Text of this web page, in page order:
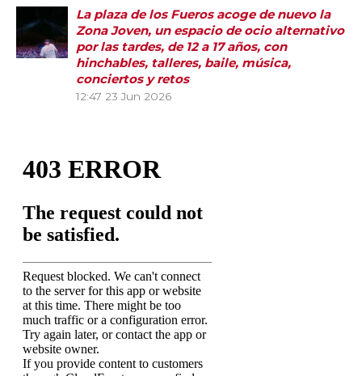
La plaza de los Fueros acoge de nuevo la
Zona Joven, un espacio de ocio alternativo
por las tardes, de 12 a 17 años, con
hinchables, talleres, baile, música,
conciertos y retos
12:47 23 Jun 2026